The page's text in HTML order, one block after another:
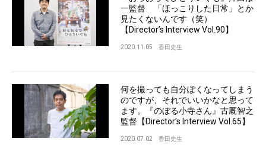
一監督 「ほっこりした日常」とか
見たくないんです（笑）
【Director’s Interview Vol.90】
2020.11.05 香田史生
何を撮っても自分ぽくなってしまう
のですが、それでいいかなと思って
ます。『のぼる小寺さん』古厩智之
監督【Director’s Interview Vol.65】
2020.07.02 香田史生